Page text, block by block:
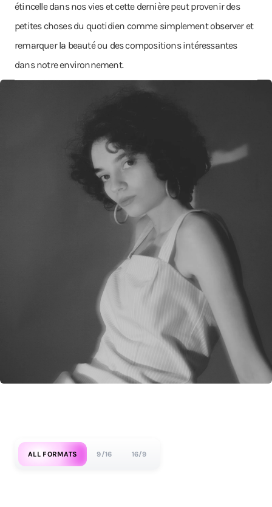
étincelle dans nos vies et cette dernière peut provenir des
petites choses du quotidien comme simplement observer et
remarquer la beauté ou des compositions intéressantes
dans notre environnement.
ALL FORMATS 9/16 16/9